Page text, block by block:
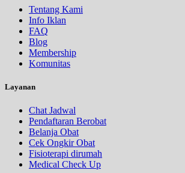
Tentang Kami
Info Iklan
FAQ
Blog
Membership
Komunitas
Layanan
Chat Jadwal
Pendaftaran Berobat
Belanja Obat
Cek Ongkir Obat
Fisioterapi dirumah
Medical Check Up